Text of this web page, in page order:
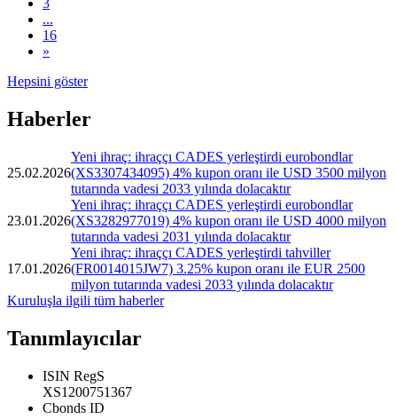
3
...
16
»
Hepsini göster
Haberler
25.02.2026
Yeni ihraç: ihraççı CADES yerleştirdi eurobondlar
(XS3307434095) 4% kupon oranı ile USD 3500 milyon
tutarında vadesi 2033 yılında dolacaktır
23.01.2026
Yeni ihraç: ihraççı CADES yerleştirdi eurobondlar
(XS3282977019) 4% kupon oranı ile USD 4000 milyon
tutarında vadesi 2031 yılında dolacaktır
17.01.2026
Yeni ihraç: ihraççı CADES yerleştirdi tahviller
(FR0014015JW7) 3.25% kupon oranı ile EUR 2500
milyon tutarında vadesi 2033 yılında dolacaktır
Kuruluşla ilgili tüm haberler
Tanımlayıcılar
ISIN RegS
XS1200751367
Cbonds ID